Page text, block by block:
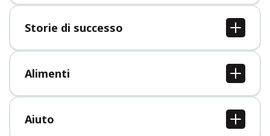
Chi siamo
Lavori
Stampa
Storie di successo
Tutte le storie di successo
Alimenti
Tutti i cibi
Aiuto